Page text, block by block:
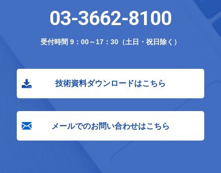
03-3662-8100
受付時間 9：00～17：30（土日・祝日除く）
技術資料ダウンロードはこちら
メールでのお問い合わせはこちら